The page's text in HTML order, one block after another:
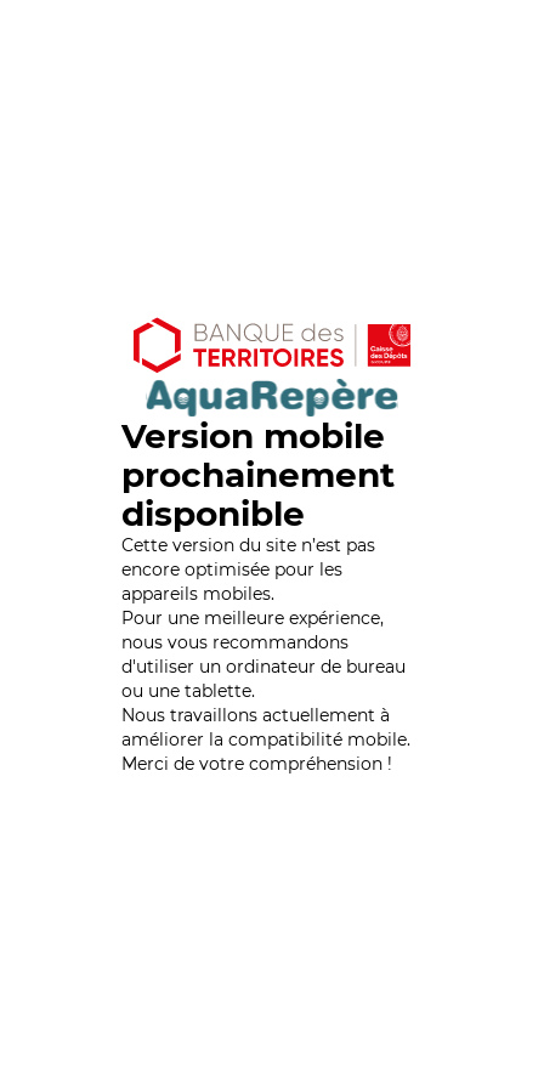
Version mobile
prochainement
disponible
Cette version du site n’est pas
encore optimisée pour les
appareils mobiles.
Pour une meilleure expérience,
nous vous recommandons
d'utiliser un ordinateur de bureau
ou une tablette.
Nous travaillons actuellement à
améliorer la compatibilité mobile.
Merci de votre compréhension !